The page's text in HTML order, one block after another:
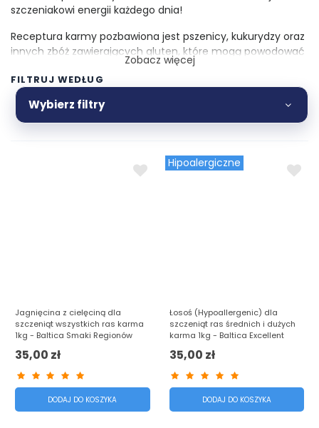
szczeniakowi energii każdego dnia!
Receptura karmy pozbawiona jest pszenicy, kukurydzy oraz
innych zbóż zawierających gluten, które mogą powodować
nietolerancje pokarmowe, wzdęcia czy problemy skórne.
Formuła opiera się na
tłuszczach oraz naturalnych składnikach, które dostarczają
wszystkiego, czego potrzebuje młody organizm! Wybór
odpowiedniej karmy dla szczeniąt to inwestycja w ich
Zobacz więcej
FILTRUJ WEDŁUG
Wybierz filtry
Jagnięcina z cielęciną dla
szczeniąt wszystkich ras karma
1kg - Baltica Smaki Regionów
35,00 zł
DODAJ DO KOSZYKA
Hipoalergiczne
Łosoś (Hypoallergenic) dla
szczeniąt ras średnich i dużych
karma 1kg - Baltica Excellent
35,00 zł
DODAJ DO KOSZYKA